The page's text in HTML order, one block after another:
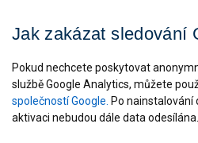
Jak zakázat sledování
Pokud nechcete poskytovat
službě Google Analytics, můžete
společností Google. Po nainstalování
aktivaci nebudou dále data odesílána.